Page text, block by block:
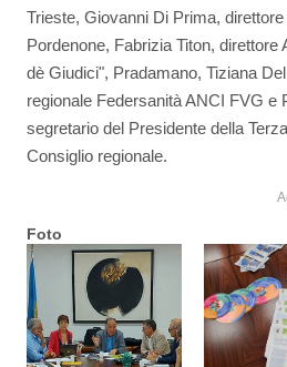
Trieste, Giovanni Di Prima,
Pordenone, Fabrizia Titon, direttore
dè Giudici", Pradamano, Tiziana
regionale Federsanità ANCI FVG e
segretario del Presidente della
Consiglio regionale.
Foto